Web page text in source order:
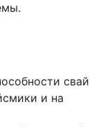
свай
и на